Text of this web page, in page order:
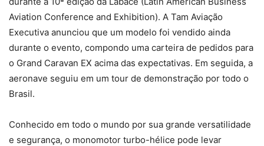
Aviation Conference and Exhibition). A Tam Aviação
Executiva anunciou que um modelo foi vendido ainda
durante o evento, compondo uma carteira de pedidos para
o Grand Caravan EX acima das expectativas. Em seguida, a
aeronave seguiu em um tour de demonstração por todo o
Brasil.
Conhecido em todo o mundo por sua grande versatilidade
e segurança, o monomotor turbo-hélice pode levar